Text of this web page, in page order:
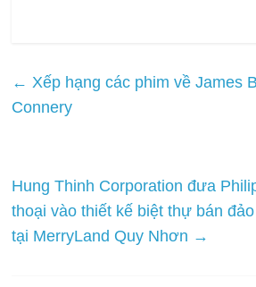
← Xếp hạng các phim về James
Connery
Hung Thinh Corporation đưa
thoại vào thiết kế biệt thự bán
tại MerryLand Quy Nhơn →